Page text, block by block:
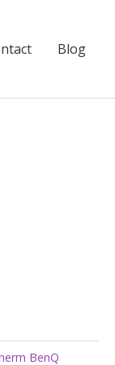
Blog
BenQ